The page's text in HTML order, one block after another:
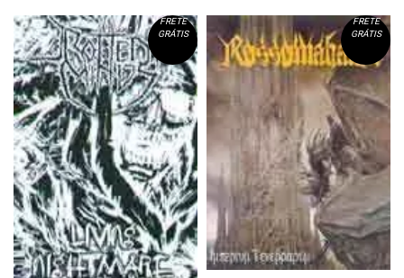
FRETE
GRÁTIS
FRETE
GRÁTIS